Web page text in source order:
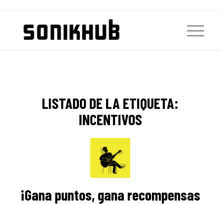
LISTADO DE LA ETIQUETA:
INCENTIVOS
¡Gana puntos, gana recompensas